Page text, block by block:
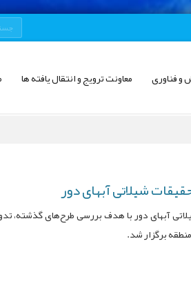
و فناوری معاونت ترویج و انتقال یافته ها
شیلاتی آبهای دور
آبهای دور با هدف بررسی طرح‌های
برگزار شد.